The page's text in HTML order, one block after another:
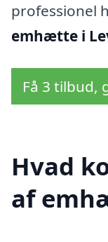
professionel
emhætte i
Få 3 tilbud,
Hvad
af